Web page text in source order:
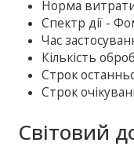
Норма
Спектр дії -
Час
Кількість
Строк
Строк
Світовий